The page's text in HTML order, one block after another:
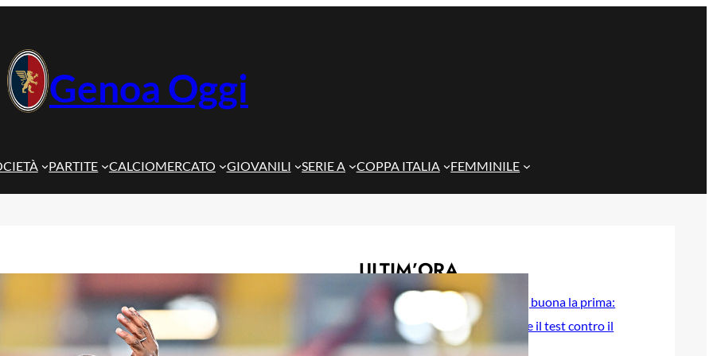
Genoa Oggi
PARTITE CALCIOMERCATO GIOVANILI SERIE A COPPA ITALIA FEMMINILE
ULTIM’ORA
Genoa Women, buona la prima:
Cafferata decide il test contro il
Como